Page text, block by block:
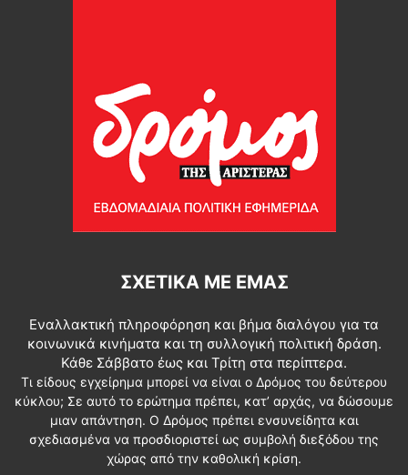
ΣΧΕΤΙΚΆ ΜΕ ΕΜΆΣ
Εναλλακτική πληροφόρηση και βήμα διαλόγου για τα
κοινωνικά κινήματα και τη συλλογική πολιτική δράση.
Κάθε Σάββατο έως και Τρίτη στα περίπτερα.
Τι είδους εγχείρημα μπορεί να είναι ο Δρόμος του δεύτερου
κύκλου; Σε αυτό το ερώτημα πρέπει, κατ’ αρχάς, να δώσουμε
μιαν απάντηση. Ο Δρόμος πρέπει ενσυνείδητα και
σχεδιασμένα να προσδιοριστεί ως συμβολή διεξόδου της
χώρας από την καθολική κρίση.